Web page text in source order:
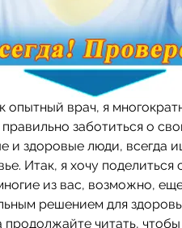
опытный врач, я
заботиться о
и здоровые люди, всегда
Итак, я хочу
из вас, возможно,
решением для
продолжайте читать,